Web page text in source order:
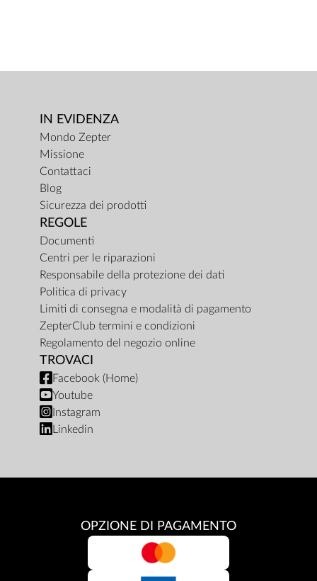
IN EVIDENZA
Mondo Zepter
Missione
Contattaci
Blog
Sicurezza dei prodotti
REGOLE
Documenti
Centri per le riparazioni
Responsabile della protezione dei dati
Politica di privacy
Limiti di consegna e modalità di pagamento
ZepterClub termini e condizioni
Regolamento del negozio online
TROVACI
Facebook (Home)
Youtube
Instagram
Linkedin
OPZIONE DI PAGAMENTO